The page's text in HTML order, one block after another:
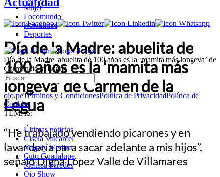
Mujer
Locomundo
Actualidad
Deportes
Día de la Madre: abuelita de 100 años es la ‘mamita más longeva’ de
Carmen de la Legua
ojo.peTérminos y CondicionesPolítica de PrivacidadPolítica de
Cookies
TEMAS:
Últimas noticias
Gisela Valcarcel
Magaly Medina
Cuto Guadalupe
Melissa Paredes
Ojo Show
Día de la Madre: abuelita de
100 años es la ‘mamita más
longeva’ de Carmen de la
Legua
“He trabajado vendiendo picarones y en
lavandería para sacar adelante a mis hijos”,
señaló Digna López Valle de Villamares